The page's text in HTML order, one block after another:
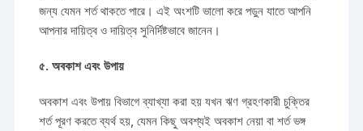
জন্য যেমন শর্ত থাকতে পারে। এই অংশটি ভালো করে পড়ুন যাতে আপনি
আপনার দায়িত্ব ও দায়িত্ব সুনির্দিষ্টভাবে জানেন।
৫. অবকাশ এবং উপায়
অবকাশ এবং উপায় বিভাগে ব্যাখ্যা করা হয় যখন ঋণ গ্রহণকারী চুক্তির
শর্ত পূরণ করতে ব্যর্থ হয়, যেমন কিছু অবশ্যই অবকাশ নেয়া বা শর্ত ভঙ্গ